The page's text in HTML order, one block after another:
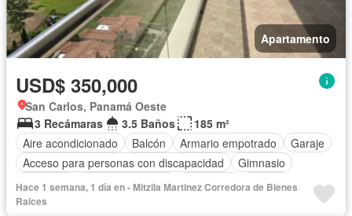
Apartamento
USD$ 350,000
San Carlos, Panamá Oeste
3 Recámaras
3.5 Baños
185 m²
Aire acondicionado
Balcón Armario empotrado
Garaje
Acceso para personas con discapacidad
Gimnasio
Ascensor
Vista panorámica Seguridad Piscina
Hace 1 semana, 1 día en - Mitzila Martinez Corredora de Bienes
Raices